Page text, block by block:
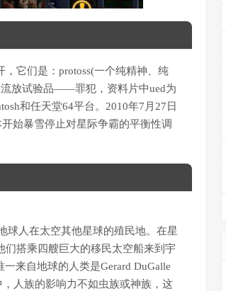
它们是：protoss(一个纯精神、纯
流放试验品——罪犯，资料片中ued为
和任天堂64平台。2010年7月27日
始暴雪停止对星际争霸的平衡性调
人在太空其他星球的殖民地。在星
们搭乘四艘巨大的移民太空船来到宇
来自地球的人类是Gerard DuGalle
人族的影响力不如虫族或神族，这